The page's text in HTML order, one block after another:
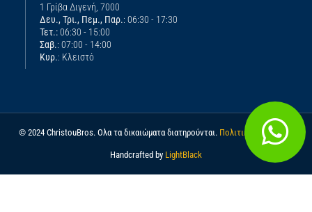
1 Γρίβα Διγενή, 7000
Δευ., Τρι., Πεμ., Παρ.: 06:30 - 17:30
Τετ.:06:30 - 15:00
Σαβ.: 07:00 - 14:00
Κυρ.: Κλειστό
© 2024 ChristouBros. Ολα τα δικαιώματα διατηρούνται. Πολιτική απορρήτου
Handcrafted by LightBlack